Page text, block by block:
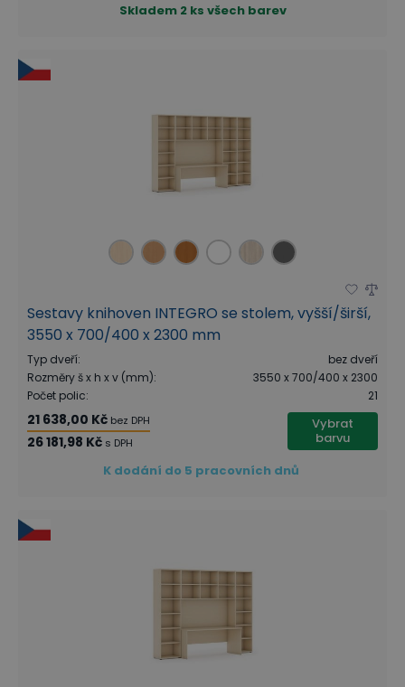
Skladem 2 ks všech barev
Sestavy knihoven INTEGRO se stolem, vyšší/širší,
3550 x 700/400 x 2300 mm
Typ dveří:
bez dveří
Rozměry š x h x v (mm):
3550 x 700/400 x 2300
Počet polic: 21
21 638,00 Kč bez DPH
26 181,98 Kč s DPH
Vybrat
barvu
K dodání do 5 pracovních dnů